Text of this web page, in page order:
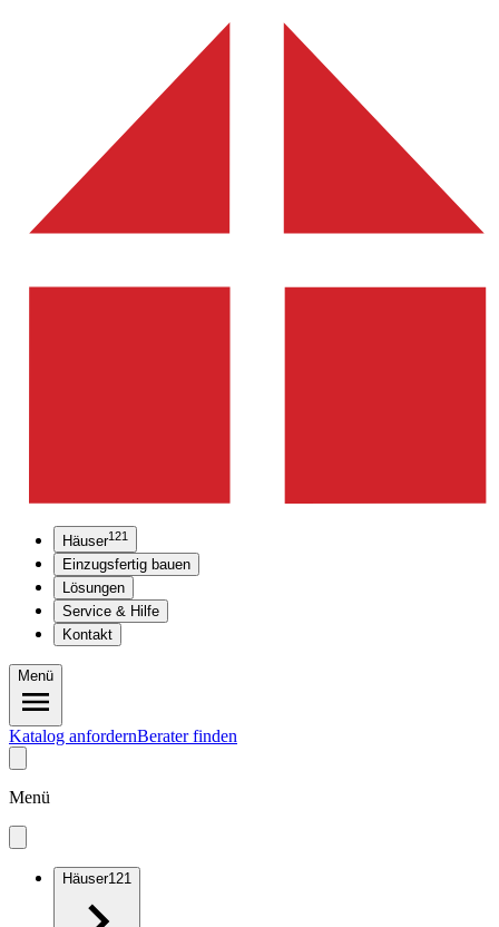
Häuser121
Einzugsfertig bauen
Lösungen
Service & Hilfe
Kontakt
Menü
Katalog anfordernBerater finden
Menü
Häuser121